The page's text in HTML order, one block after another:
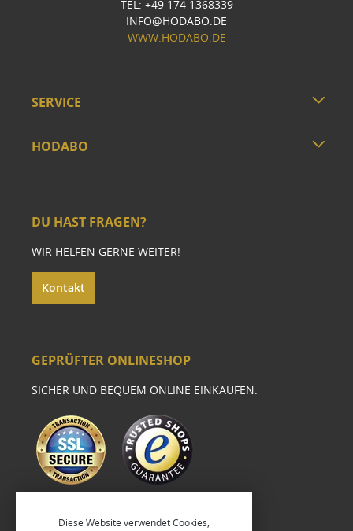
TEL: +49 174 1368339
INFO@HODABO.DE
WWW.HODABO.DE
SERVICE
HODABO
DU HAST FRAGEN?
WIR HELFEN GERNE WEITER!
Kontakt
GEPRÜFTER ONLINESHOP
SICHER UND BEQUEM ONLINE EINKAUFEN.
Diese Website verwendet Cookies,